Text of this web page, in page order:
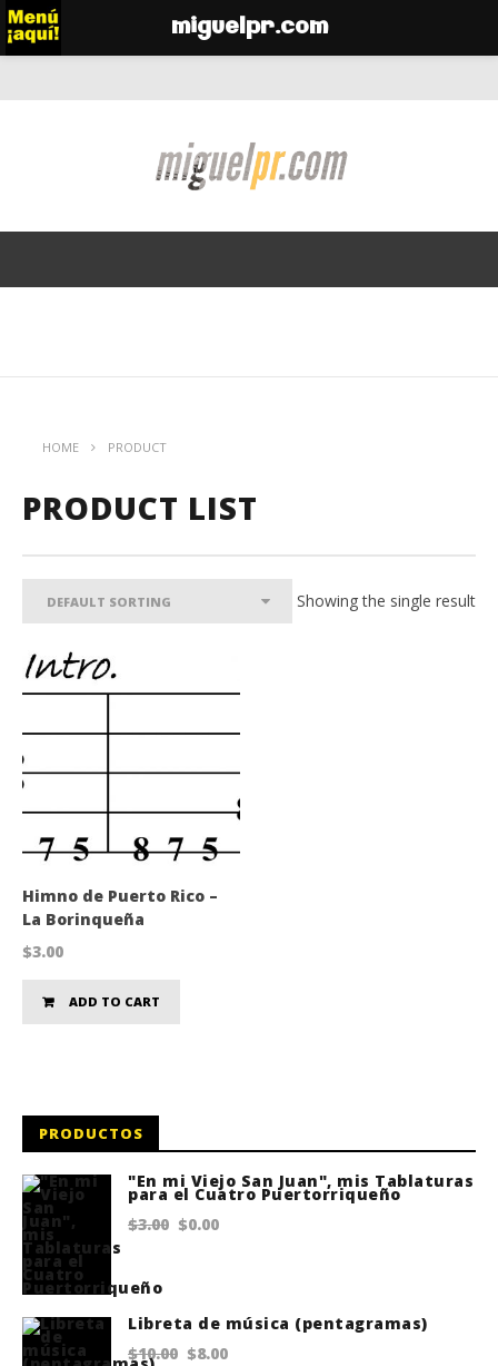
HOME PRODUCT
PRODUCT LIST
Showing the single result
Himno de Puerto Rico –
La Borinqueña
$3.00
ADD TO CART
PRODUCTOS
"En mi Viejo San Juan", mis Tablaturas
para el Cuatro Puertorriqueño
$3.00 Original
$3.00.
$0.00
$0.00.
Libreta de música (pentagramas)
$10.00 Original
$8.00
miguelpr.com